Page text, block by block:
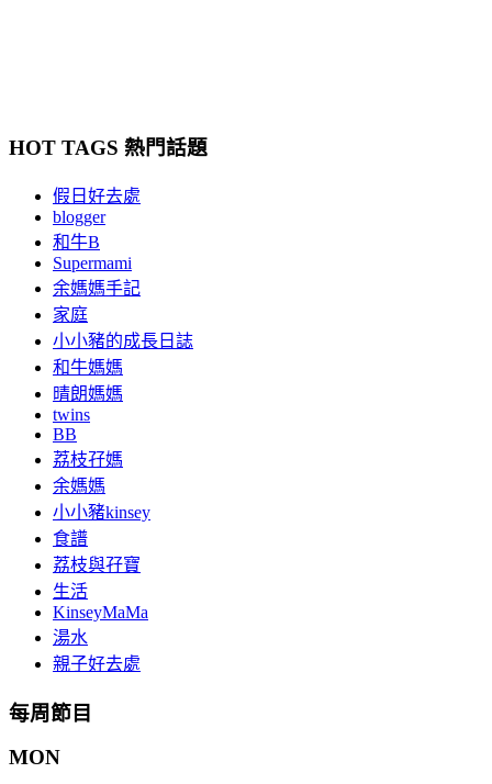
HOT TAGS 熱門話題
假日好去處
blogger
和牛B
Supermami
余媽媽手記
家庭
小小豬的成長日誌
和牛媽媽
晴朗媽媽
twins
BB
荔枝孖媽
余媽媽
小小豬kinsey
食譜
荔枝與孖寶
生活
KinseyMaMa
湯水
親子好去處
每周節目
MON